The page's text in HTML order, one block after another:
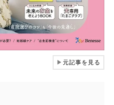
▶元記事を見る